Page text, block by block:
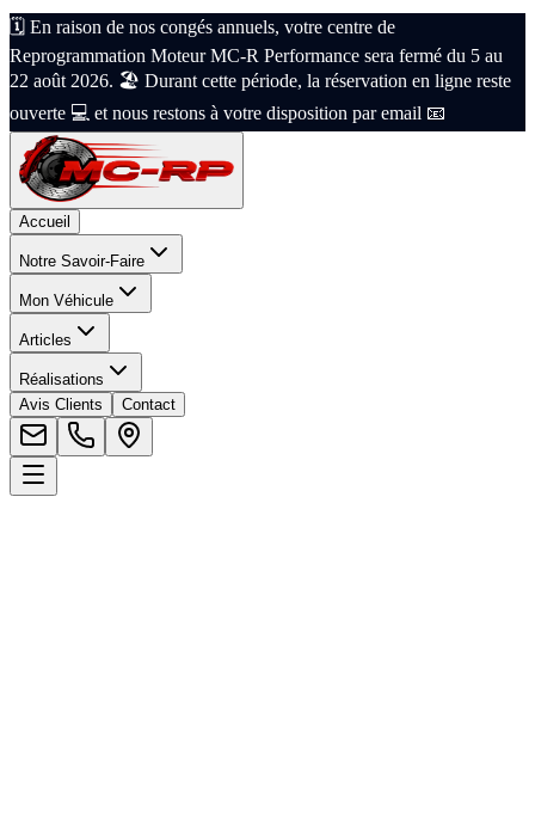
🗓️ En raison de nos congés annuels, votre centre de
Reprogrammation Moteur MC-R Performance sera fermé du 5 au
22 août 2026. 🏖️ Durant cette période, la réservation en ligne reste
ouverte 💻 et nous restons à votre disposition par email 📧
Accueil
Notre Savoir-Faire
Mon Véhicule
Articles
Réalisations
Avis Clients
Contact